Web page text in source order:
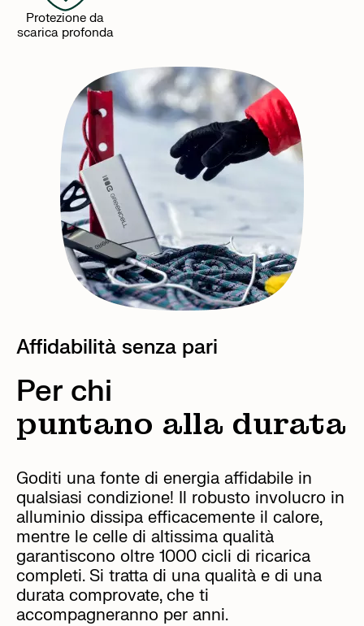
Protezione da
scarica profonda
Affidabilità senza pari
Per chi
puntano alla durata
Goditi una fonte di energia affidabile in
qualsiasi condizione! Il robusto involucro in
alluminio dissipa efficacemente il calore,
mentre le celle di altissima qualità
garantiscono oltre 1000 cicli di ricarica
completi. Si tratta di una qualità e di una
durata comprovate, che ti
accompagneranno per anni.